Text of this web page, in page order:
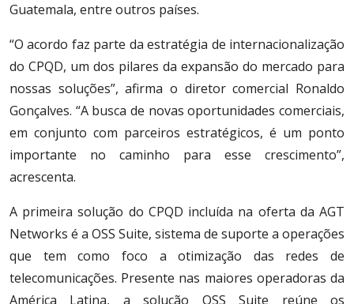
Guatemala, entre outros países.
“O acordo faz parte da estratégia de internacionalização
do CPQD, um dos pilares da expansão do mercado para
nossas soluções”, afirma o diretor comercial Ronaldo
Gonçalves. “A busca de novas oportunidades comerciais,
em conjunto com parceiros estratégicos, é um ponto
importante no caminho para esse crescimento”,
acrescenta.
A primeira solução do CPQD incluída na oferta da AGT
Networks é a OSS Suite, sistema de suporte a operações
que tem como foco a otimização das redes de
telecomunicações. Presente nas maiores operadoras da
América Latina, a solução OSS Suite reúne os